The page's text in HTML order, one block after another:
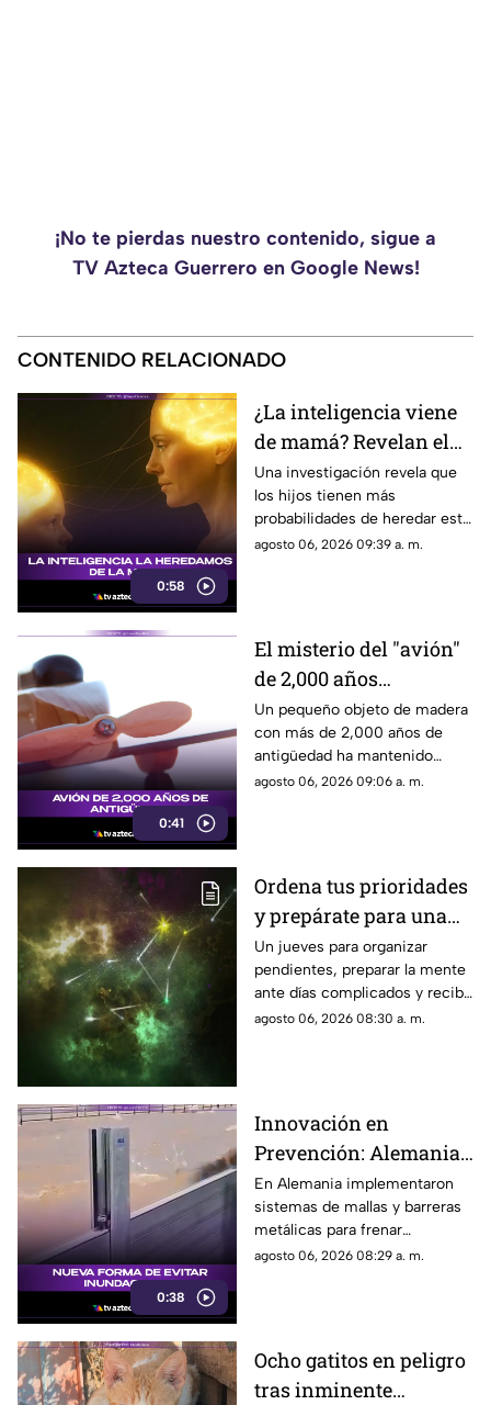
¡No te pierdas nuestro contenido, sigue a
TV Azteca Guerrero en Google News!
CONTENIDO RELACIONADO
0:58
¿La inteligencia viene
de mamá? Revelan el
rol clave de los genes
maternos
Una investigación revela que
los hijos tienen más
probabilidades de heredar este
rasgo de sus madres gracias al
agosto 06, 2026 09:39 a. m.
0:41
El misterio del "avión"
de 2,000 años
descubierto en el
antiguo Egipto
Un pequeño objeto de madera
con más de 2,000 años de
antigüedad ha mantenido
perplejos a los científicos por
agosto 06, 2026 09:06 a. m.
Ordena tus prioridades
y prepárate para una
sorpresa muy positiva
Un jueves para organizar
pendientes, preparar la mente
ante días complicados y recibir
una buena noticia que
agosto 06, 2026 08:30 a. m.
0:38
Innovación en
Prevención: Alemania
Implementa Barreras
Metálicas contra
Inundaciones
En Alemania implementaron
sistemas de mallas y barreras
metálicas para frenar
inundaciones, lodo y
agosto 06, 2026 08:29 a. m.
Ocho gatitos en peligro
tras inminente